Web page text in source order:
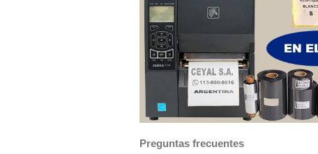
Preguntas frecuentes